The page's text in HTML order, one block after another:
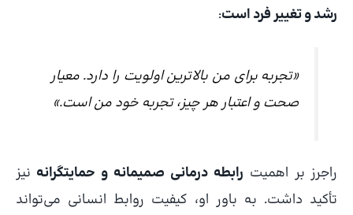
رشد و تغییر فرد است:
«تجربه برای من بالاترین اولویت را دارد. معیار
صحت و اعتبار هر چیز، تجربه خود من است.»
راجرز بر اهمیت رابطه درمانی صمیمانه و حمایتگرانه نیز
تأکید داشت. به باور او، کیفیت روابط انسانی می‌تواند